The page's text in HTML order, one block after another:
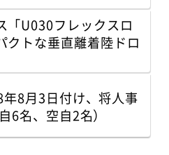
「U030フレックスロ
クトな垂直離着陸ドロ
8月3日付け、将人事
6名、空自2名）